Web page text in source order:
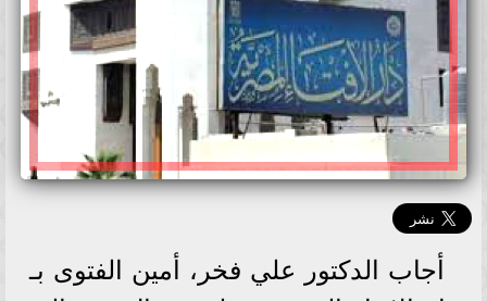
أجاب الدكتور علي فخر، أمين الفتوى بـ